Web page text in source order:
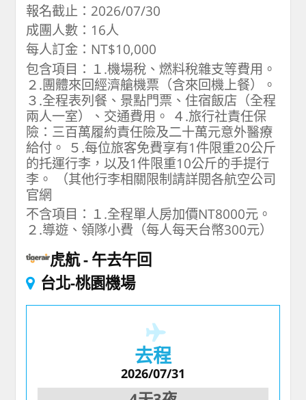
報名截止：2026/07/30
成團人數：16人
每人訂金：NT$10,000
包含項目：１.機場稅、燃料稅雜支等費用。
２.團體來回經濟艙機票（含來回機上餐）。
３.全程表列餐、景點門票、住宿飯店（全程
兩人一室）、交通費用。 ４.旅行社責任保
險：三百萬履約責任險及二十萬元意外醫療
給付。 ５.每位旅客免費享有1件限重20公斤
的托運行李，以及1件限重10公斤的手提行
李。 （其他行李相關限制請詳閱各航空公司
官網
不含項目：１.全程單人房加價NT8000元。
２.導遊、領隊小費（每人每天台幣300元）
虎航 午去午回
台北-桃園機場
去程
2026/07/31